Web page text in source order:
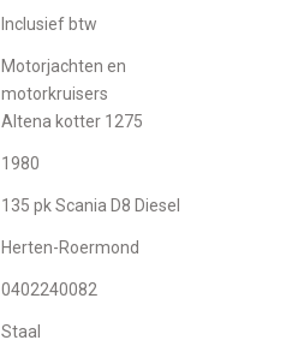
Inclusief btw
Motorjachten en
motorkruisers
Altena kotter 1275
1980
135 pk Scania D8 Diesel
Herten-Roermond
0402240082
Staal